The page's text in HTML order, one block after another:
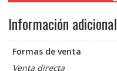
Información adicional
Formas de venta
Venta directa